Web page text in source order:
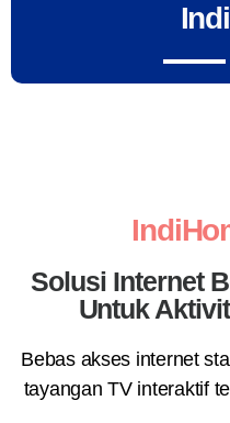
Solusi Internet
Untuk
Bebas akses internet
tayangan TV interaktif